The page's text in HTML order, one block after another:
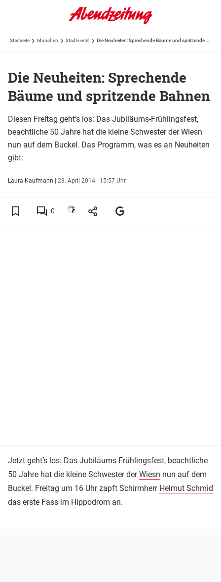
Startseite München Stadtviertel
Die Neuheiten: Sprechende
Bäume und spritzende Bahnen
Diesen Freitag geht’s los: Das Jubiläums-Frühlingsfest,
beachtliche 50 Jahre hat die kleine Schwester der Wiesn
nun auf dem Buckel. Das Programm, was es an Neuheiten
gibt:
Laura Kaufmann | 23. April 2014 - 15:57 Uhr
0
Jetzt geht’s los: Das Jubiläums-Frühlingsfest, beachtliche
50 Jahre hat die kleine Schwester derWiesn nun auf dem
Buckel. Freitag um 16 Uhr zapft Schirmherr Helmut Schmid
das erste Fass im Hippodrom an.